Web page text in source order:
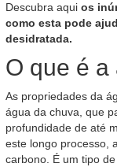
Descubra aqui os
como esta pode
desidratada.
O que é a
As propriedades da
água da chuva, que
profundidade de até
este longo processo,
carbono. É um tipo